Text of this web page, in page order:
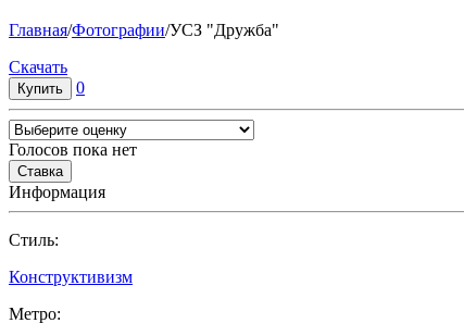
Главная/Фотографии/УСЗ "Дружба"
Cкачать
0
Голосов пока нет
Информация
Cтиль:
Конструктивизм
Метро: